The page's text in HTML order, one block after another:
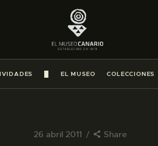
EL MUSEO COLECCIONES
26 abril 2011 Share
LA VISITA